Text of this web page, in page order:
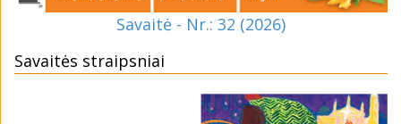
Savaitė - Nr.: 32 (2026)
Savaitės straipsniai